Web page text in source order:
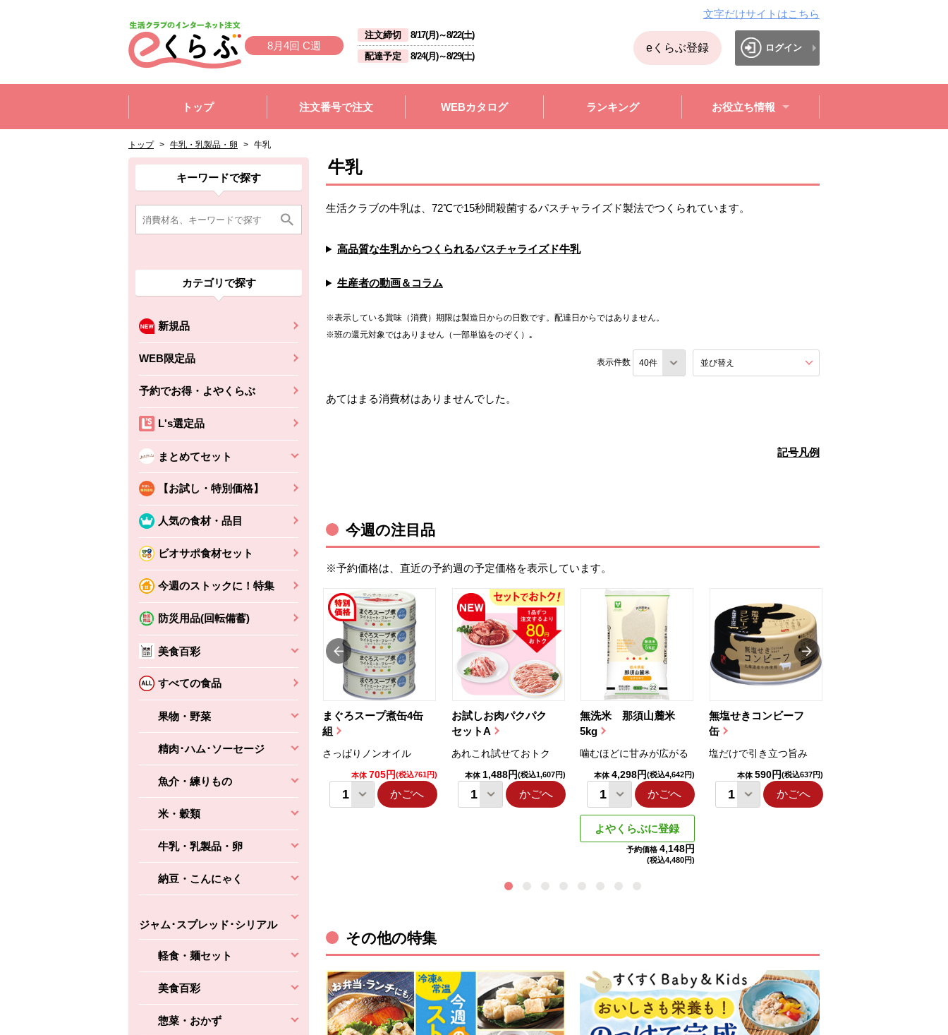
8月4回 C週
注文締切 8/17(月)～8/22(土)
配達予定
8/24(月)～8/29(土)
文字だけサイトはこちら
eくらぶ登録 ログイン
トップ
注文番号で注文 WEBカタログ ランキング お役立ち情報
トップ > 牛乳・乳製品・卵 > 牛乳
ここから消費材検索メニューです。
キーワードで探す
カテゴリで探す
新規品
WEB限定品
予約でお得・よやくらぶ
L's選定品
まとめてセット
【お試し・特別価格】
人気の食材・品目
ビオサポ食材セット
今週のストックに！特集
防災用品(回転備蓄)
美食百彩
すべての食品
果物・野菜
精肉･ハム･ソーセージ
魚介・練りもの
米・穀類
牛乳・乳製品・卵
納豆・こんにゃく
ジャム･スプレッド･シリアル
軽食・麺セット
美食百彩
惣菜・おかず
消費材検索メニューここまで。
ここから本文です。
ここから組合員向けメニューです。
組合員向けメニューここまで。
ここから本文です。 牛乳
生活クラブの牛乳は、72℃で15秒間殺菌するパスチャライズド製法でつくられています。
高品質な生乳からつくられるパスチャライズド牛乳
生産者の動画＆コラム
※表示している賞味（消費）期限は製造日からの日数です。配達日からではありません。
※班の還元対象ではありません（一部単協をのぞく）｡
表示件数 並び替え
あてはまる消費材はありませんでした。
記号凡例
今週の注目品
※予約価格は、直近の予約週の予定価格を表示しています。
まぐろスープ煮缶4缶
組
さっぱりノンオイル
本体 705円(税込761円)
かごへ
お試しお肉パクパク
セットA
あれこれ試せておトク
本体 1,488円(税込1,607円)
かごへ
無洗米 那須山麓米
5kg
噛むほどに甘みが広がる
本体 4,298円(税込4,642円)
かごへ
よやくらぶに登録
予約価格 4,148円
(税込4,480円)
無塩せきコンビーフ
缶
塩だけで引き立つ旨み
本体 590円(税込637円)
かごへ
ちょこっと揚げ（香
えびの風味がぶわっ！
(税込356円)
バルサミコ
かごへ
その他の特集